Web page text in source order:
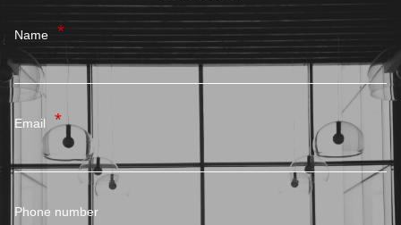
Name
Email
Phone number